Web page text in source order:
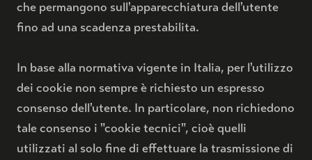
che permangono sull'apparecchiatura dell'utente
fino ad una scadenza prestabilita.
In base alla normativa vigente in Italia, per l'utilizzo
dei cookie non sempre è richiesto un espresso
consenso dell'utente. In particolare, non richiedono
tale consenso i "cookie tecnici", cioè quelli
utilizzati al solo fine di effettuare la trasmissione di